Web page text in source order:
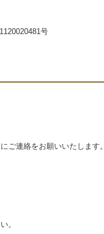
号
ご連絡をお願いいたします。
。